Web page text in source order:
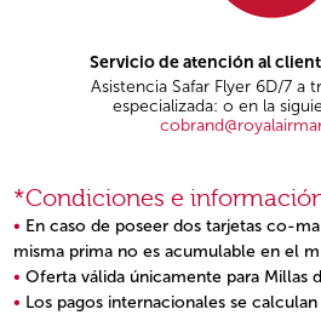
Servicio de atención al
Asistencia Safar Flyer 6D/7 a
especializada: o en la
*Condiciones e
En caso de poseer dos tarjetas co-
misma prima no es acumulable en el
Oferta válida únicamente para Millas
Los pagos internacionales se